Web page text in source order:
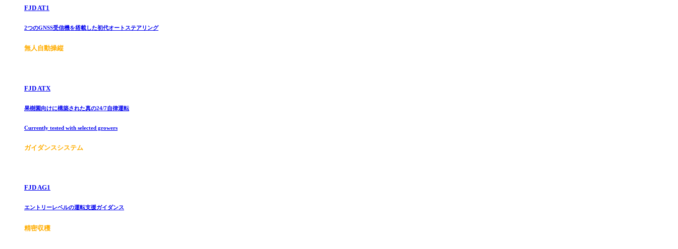
FJD AT1
2つのGNSS受信機を搭載した初代オートステアリング
無人自動操縦
FJD ATX
果樹園向けに構築された真の24/7自律運転
Currently tested with selected growers
ガイダンスシステム
FJD AG1
エントリーレベルの運転支援ガイダンス
精密収穫